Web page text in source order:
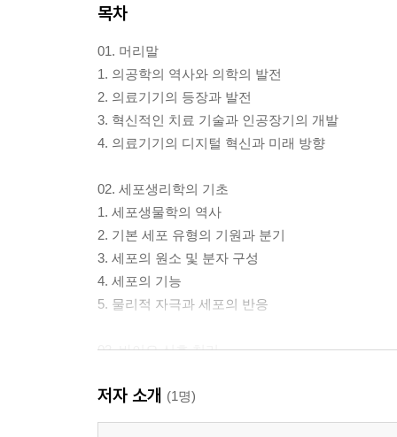
목차
01. 머리말
1. 의공학의 역사와 의학의 발전
2. 의료기기의 등장과 발전
3. 혁신적인 치료 기술과 인공장기의 개발
4. 의료기기의 디지털 혁신과 미래 방향
02. 세포생리학의 기초
1. 세포생물학의 역사
2. 기본 세포 유형의 기원과 분기
3. 세포의 원소 및 분자 구성
4. 세포의 기능
5. 물리적 자극과 세포의 반응
03. 바이오 신호 처리
2. 아날로그 선형 필터
3. 디지털 선형 필터
저자 소개 (1명)